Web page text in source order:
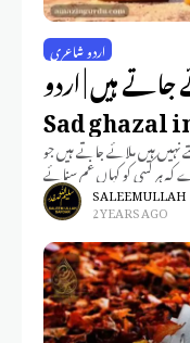
اردو شاعری
ہیں | اردو
ہیں ملائے جاتے ہیں جو
ہر کسی کو کہاں غم سنائے
SALEEM ULLAH
2 YEARS AGO